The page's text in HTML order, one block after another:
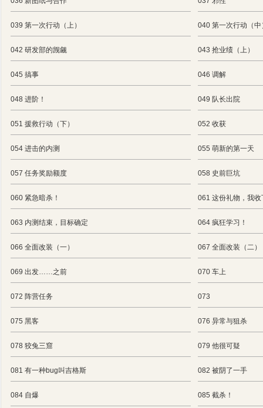
039 第一次行动（上） 040 第一次行动（中
042 研发部的觊觎 043 抢业绩（上）
045 搞事 046 调解
048 进阶！ 049 队长出院
051 援救行动（下） 052 收获
054 进击的内测 055 萌新的第一天
057 任务奖励额度 058 史前巨坑
060 紧急暗杀！ 061 这份礼物，我收
063 内测结束，目标确定 064 疯狂学习！
066 全面改装（一） 067 全面改装（二）
069 出发……之前 070 车上
072 阵营任务 073
075 黑客 076 异常与狙杀
078 狡兔三窟 079 他很可疑
081 有一种bug叫吉格斯 082 被阴了一手
084 自爆 085 截杀！